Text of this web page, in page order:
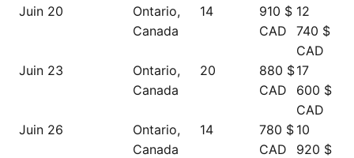
Juin 20
Ontario,
Canada
14
910 $
CAD
12
740 $
CAD
Juin 23
Ontario,
Canada
20
880 $
CAD
17
600 $
CAD
Juin 26
Ontario,
Canada
14
780 $
CAD
10
920 $